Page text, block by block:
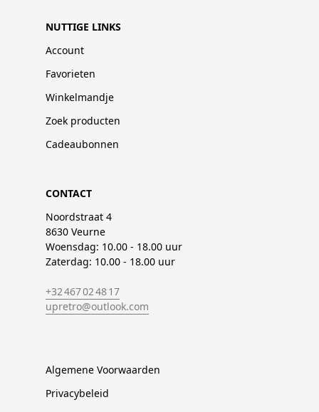
NUTTIGE LINKS
Account
Favorieten
Winkelmandje
Zoek producten
Cadeaubonnen
CONTACT
Noordstraat 4
8630 Veurne
Woensdag: 10.00 - 18.00 uur
Zaterdag: 10.00 - 18.00 uur
+32 467 02 48 17
upretro@outlook.com
Algemene Voorwaarden
Privacybeleid